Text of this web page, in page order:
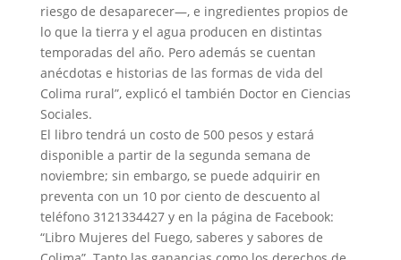
riesgo de desaparecer—, e ingredientes propios de
lo que la tierra y el agua producen en distintas
temporadas del año. Pero además se cuentan
anécdotas e historias de las formas de vida del
Colima rural”, explicó el también Doctor en Ciencias
Sociales.
El libro tendrá un costo de 500 pesos y estará
disponible a partir de la segunda semana de
noviembre; sin embargo, se puede adquirir en
preventa con un 10 por ciento de descuento al
teléfono 3121334427 y en la página de Facebook:
“Libro Mujeres del Fuego, saberes y sabores de